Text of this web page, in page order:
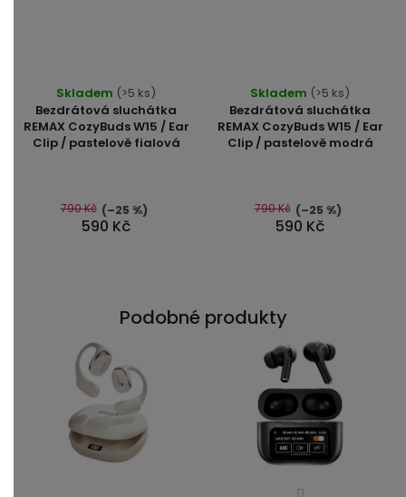
Bezdrátová sluchátka
REMAX CozyBuds W15 / Ear
Clip / pastelově fialová
Skladem (>5 ks)
590 Kč
790 Kč (–25 %)
Bezdrátová sluchátka
REMAX CozyBuds W15 / Ear
Clip / pastelově modrá
Skladem (>5 ks)
590 Kč
790 Kč (–25 %)
Podobné produkty
Průměrné